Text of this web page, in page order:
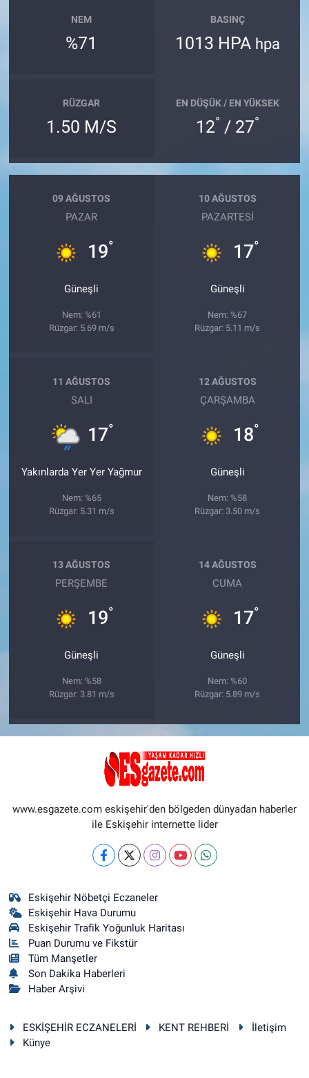
NEM
%71
BASINÇ
1013 HPA hpa
RÜZGAR
1.50 M/S
EN DÜŞÜK / EN YÜKSEK
12° / 27°
09 AĞUSTOS
PAZAR
19°
Güneşli
Nem: %61
Rüzgar: 5.69 m/s
10 AĞUSTOS
PAZARTESI
17°
Güneşli
Nem: %67
Rüzgar: 5.11 m/s
11 AĞUSTOS
SALI
17°
Yakınlarda Yer Yer Yağmur
Nem: %65
Rüzgar: 5.31 m/s
12 AĞUSTOS
ÇARŞAMBA
18°
Güneşli
Nem: %58
Rüzgar: 3.50 m/s
13 AĞUSTOS
PERŞEMBE
19°
Güneşli
Nem: %58
Rüzgar: 3.81 m/s
14 AĞUSTOS
CUMA
17°
Güneşli
Nem: %60
Rüzgar: 5.89 m/s
www.esgazete.com eskişehir'den bölgeden dünyadan haberler
ile Eskişehir internette lider
Eskişehir Nöbetçi Eczaneler
Eskişehir Hava Durumu
Eskişehir Trafik Yoğunluk Haritası
Puan Durumu ve Fikstür
Tüm Manşetler
Son Dakika Haberleri
Haber Arşivi
ESKİŞEHİR ECZANELERİ KENT REHBERİ
İletişim
Künye